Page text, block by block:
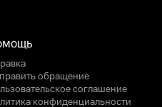
обращение
соглашение
конфиденциальности